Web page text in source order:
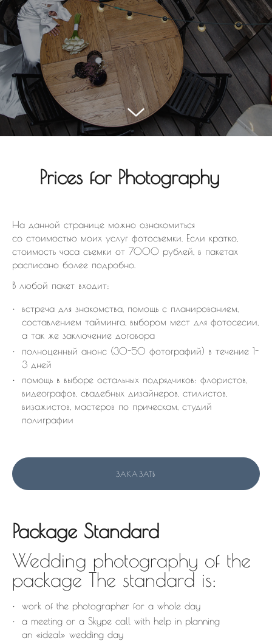
Prices for Photography
На данной странице можно ознакомиться
со стоимостью моих услуг фотосъемки. Если кратко,
стоимость часа съемки от 7000 рублей, в пакетах
расписано более подробно.
В любой пакет входит:
встреча для знакомства, помощь с планированием,
составлением тайминга, выбором мест для фотосесии,
а так же заключение договора
полноценный анонс (30-50 фотографий) в течение 1-
3 дней
помощь в выборе остальных подрядчиков: флористов,
видеографов, свадебных дизайнеров, стилистов,
визажистов, мастеров по прическам, студий
полиграфии
ЗАКАЗАТЬ
Package Standard
Wedding photography of the
package The standard is:
work of the photographer for a whole day
a meeting or a Skype call with help in planning
an «ideal» wedding day